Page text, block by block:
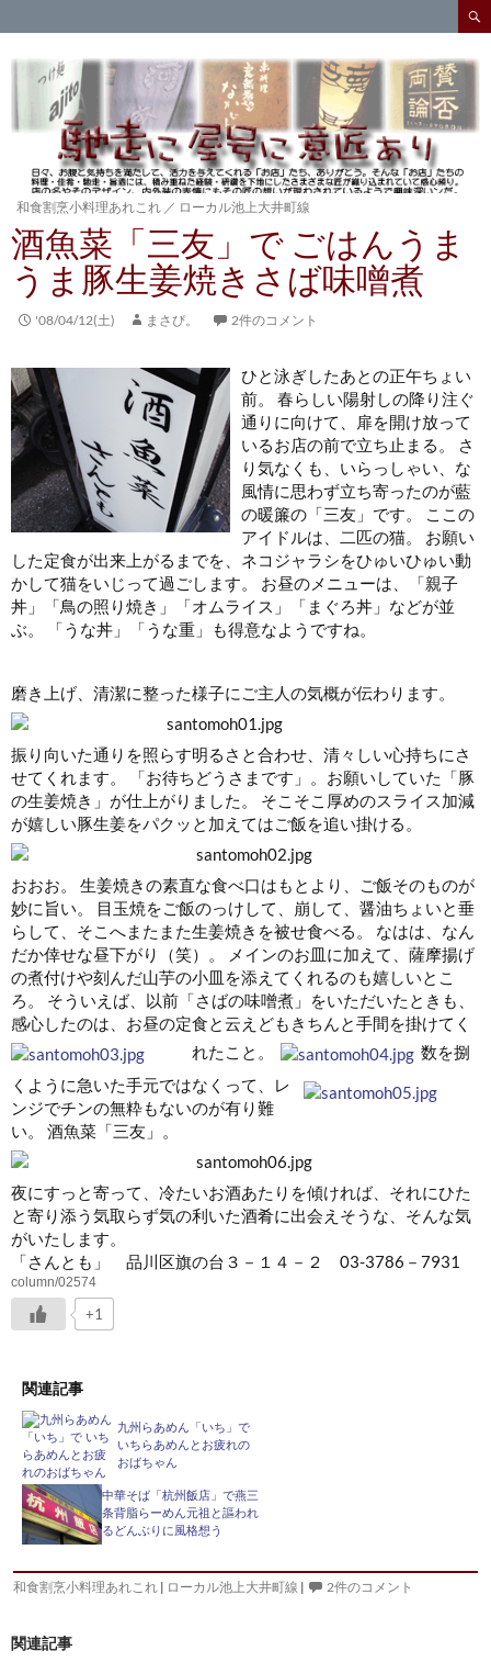
索
ン
ン
ツ
キ
ッ
プ
和食割烹小料理あれこれ ／ ローカル池上大井町線
酒魚菜「三友」で ごはんうま
うま豚生姜焼きさば味噌煮
'08/04/12(土) まさぴ。 2件のコメント
ひと泳ぎしたあとの正午ちょい
前。 春らしい陽射しの降り注ぐ
通りに向けて、扉を開け放って
いるお店の前で立ち止まる。 さ
り気なくも、いらっしゃい、な
風情に思わず立ち寄ったのが藍
の暖簾の「三友」です。 ここの
アイドルは、二匹の猫。 お願い
した定食が出来上がるまでを、ネコジャラシをひゅいひゅい動
かして猫をいじって過ごします。 お昼のメニューは、「親子
丼」「鳥の照り焼き」「オムライス」「まぐろ丼」などが並
ぶ。 「うな丼」「うな重」も得意なようですね。
磨き上げ、清潔に整った様子にご主人の気概が伝わります。
振り向いた通りを照らす明るさと合わせ、清々しい心持ちにさ
せてくれます。 「お待ちどうさまです」。お願いしていた「豚
の生姜焼き」が仕上がりました。 そこそこ厚めのスライス加減
が嬉しい豚生姜をパクッと加えてはご飯を追い掛ける。
おおお。 生姜焼きの素直な食べ口はもとより、ご飯そのものが
妙に旨い。 目玉焼をご飯のっけして、崩して、醤油ちょいと垂
らして、そこへまたまた生姜焼きを被せ食べる。 なはは、なん
だか倖せな昼下がり（笑）。 メインのお皿に加えて、薩摩揚げ
の煮付けや刻んだ山芋の小皿を添えてくれるのも嬉しいとこ
ろ。 そういえば、以前「さばの味噌煮」をいただいたときも、
感心したのは、お昼の定食と云えどもきちんと手間を掛けてく
れたこと。
数を捌
くように急いた手元ではなくって、レ
ンジでチンの無粋もないのが有り難
い。 酒魚菜「三友」。
夜にすっと寄って、冷たいお酒あたりを傾ければ、それにひた
と寄り添う気取らず気の利いた酒肴に出会えそうな、そんな気
がいたします。
「さんとも」 品川区旗の台３－１４－２ 03-3786－7931
column/02574
+1
関連記事
九州らあめん「いち」で
いちらあめんとお疲れの
おばちゃん
中華そば「杭州飯店」で燕三
条背脂らーめん元祖と謳われ
るどんぶりに風格想う
和食割烹小料理あれこれ | ローカル池上大井町線 | 2件のコメント
関連記事